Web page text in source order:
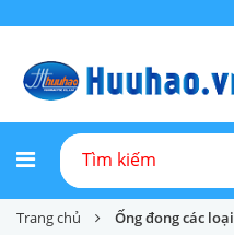
Trang chủ Ống đong các loại